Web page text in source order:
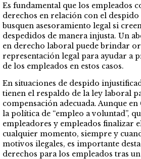
Es fundamental que los empleados
derechos en relación con el
busquen asesoramiento legal si
despedidos de manera injusta. Un
en derecho laboral puede brindar
representación legal para ayudar a
de los empleados en estos casos.
En situaciones de despido
tienen el respaldo de la ley laboral
compensación adecuada. Aunque
la política de “empleo a voluntad”,
empleadores y empleados finalizar
cualquier momento, siempre y
motivos ilegales, es importante
derechos para los empleados tras